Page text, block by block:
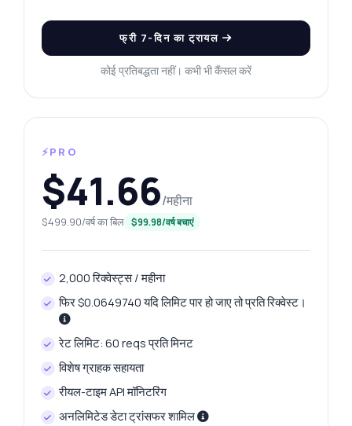
फ्री 7-दिन का ट्रायल
कोई प्रतिबद्धता नहीं। कभी भी कैंसल करें
⚡PRO
$41.66/महीना
$499.90/वर्ष का बिल $99.98/वर्ष बचाएं
2,000 रिक्वेस्ट्स / महीना
फिर $0.0649740 यदि लिमिट पार हो जाए तो प्रति रिक्वेस्ट।
रेट लिमिट: 60 reqs प्रति मिनट
विशेष ग्राहक सहायता
रीयल-टाइम API मॉनिटरिंग
अनलिमिटेड डेटा ट्रांसफर शामिल